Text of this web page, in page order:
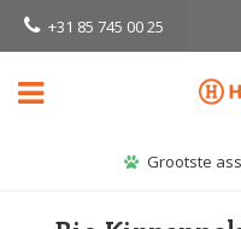
+31 85 745 00 25
Grootste